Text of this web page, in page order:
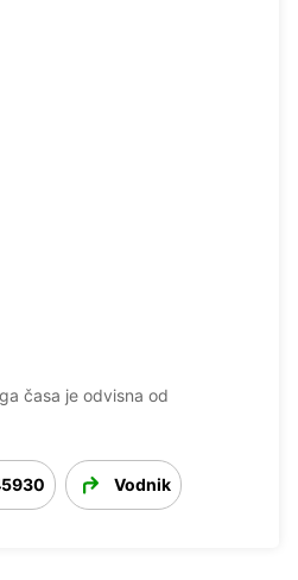
časa je odvisna od
Vodnik